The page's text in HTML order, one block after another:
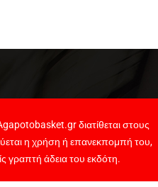
διατίθεται στους
η χρήση ή επανεκπομπή του,
γραπτή άδεια του εκδότη.